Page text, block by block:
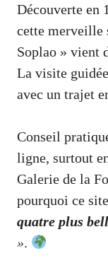
Découverte en
cette merveille
Soplao » vient
La visite
avec un trajet
Conseil
ligne, surtout
Galerie de la
pourquoi ce
quatre plus
».